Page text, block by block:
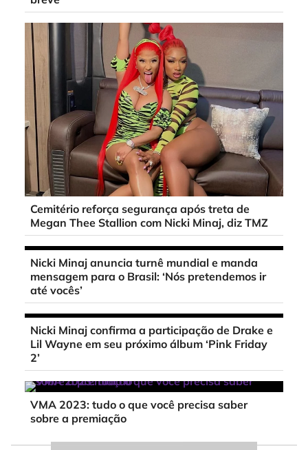
Cemitério reforça segurança após treta de
Megan Thee Stallion com Nicki Minaj, diz TMZ
Nicki Minaj anuncia turnê mundial e manda
mensagem para o Brasil: ‘Nós pretendemos ir
até vocês’
Nicki Minaj confirma a participação de Drake e
Lil Wayne em seu próximo álbum ‘Pink Friday
2’
VMA 2023: tudo o que você precisa saber
sobre a premiação